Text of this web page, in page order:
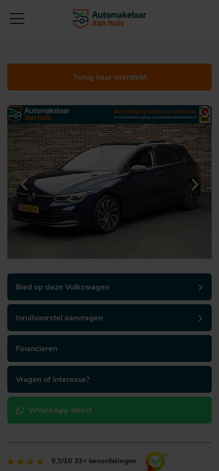
Terug naar overzicht
Bied op deze Volkswagen
Inruilvoorstel aanvragen
Financieren
Vragen of interesse?
WhatsApp direct
9,3/10 33+ beoordelingen